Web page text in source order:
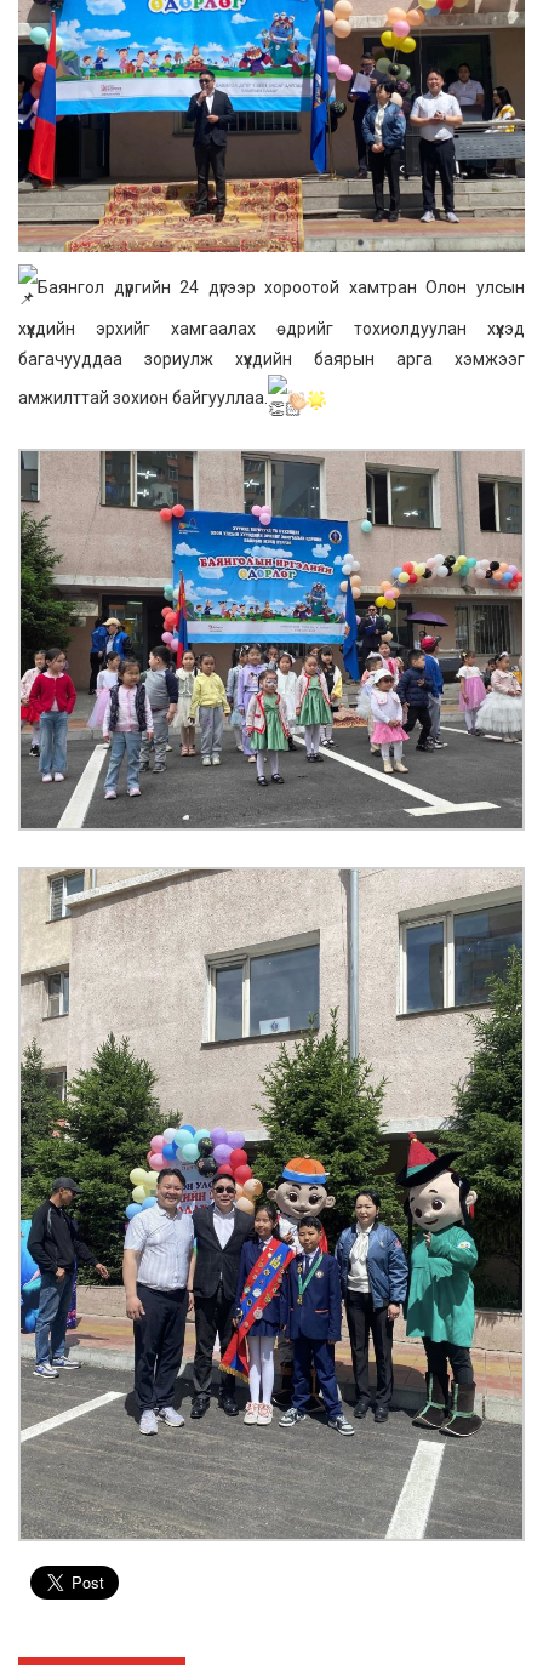
Баянгол дүүргийн 24 дүгээр хороотой хамтран Олон улсын
хүүхдийн эрхийг хамгаалах өдрийг тохиолдуулан хүүхэд
багачууддаа зориулж хүүхдийн баярын арга хэмжээг
амжилттай зохион байгууллаа.